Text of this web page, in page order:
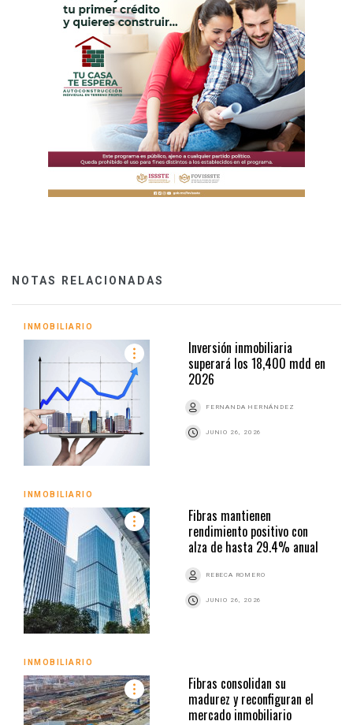
NOTAS RELACIONADAS
INMOBILIARIO
Inversión inmobiliaria
superará los 18,400 mdd en
2026
FERNANDA HERNÁNDEZ
JUNIO 26, 2026
INMOBILIARIO
Fibras mantienen
rendimiento positivo con
alza de hasta 29.4% anual
REBECA ROMERO
JUNIO 26, 2026
INMOBILIARIO
Fibras consolidan su
madurez y reconfiguran el
mercado inmobiliario